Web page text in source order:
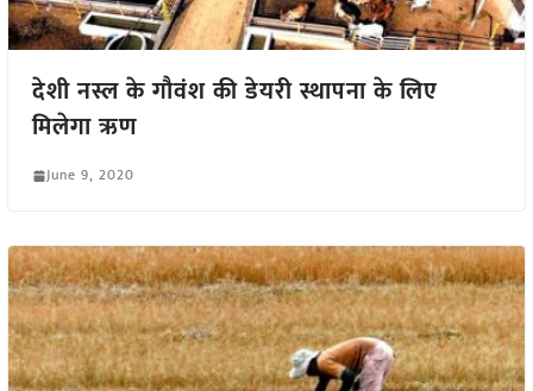
देशी नस्ल के गौवंश की डेयरी स्थापना के लिए
मिलेगा ऋण
June 9, 2020